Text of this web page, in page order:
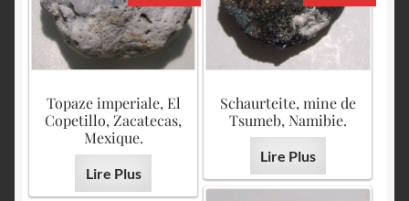
Topaze imperiale, El
Copetillo, Zacatecas,
Mexique.
Lire Plus
Schaurteite, mine de
Tsumeb, Namibie.
Lire Plus